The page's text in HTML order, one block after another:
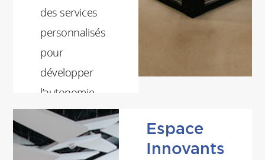
des services
personnalisés
pour
développer
l’autonomie
dans la
recherche
d’information.
Espace
Innovants